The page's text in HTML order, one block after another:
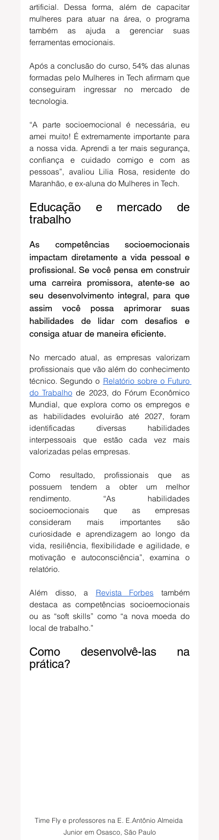
artificial. Dessa forma, além de capacitar
mulheres para atuar na área, o programa
também as ajuda a gerenciar suas
ferramentas emocionais.
Após a conclusão do curso, 54% das alunas
formadas pelo Mulheres in Tech afirmam que
conseguiram ingressar no mercado de
tecnologia.
“A parte socioemocional é necessária, eu
amei muito! É extremamente importante para
a nossa vida. Aprendi a ter mais segurança,
confiança e cuidado comigo e com as
pessoas”, avaliou Lilia Rosa, residente do
Maranhão, e ex-aluna do Mulheres in Tech.
Educação e mercado de
trabalho
As competências socioemocionais
impactam diretamente a vida pessoal e
profissional. Se você pensa em construir
uma carreira promissora, atente-se ao
seu desenvolvimento integral, para que
assim você possa aprimorar suas
habilidades de lidar com desafios e
consiga atuar de maneira eficiente.
No mercado atual, as empresas valorizam
profissionais que vão além do conhecimento
técnico. Segundo o Relatório sobre o Futuro
do Trabalho de 2023, do Fórum Econômico
Mundial, que explora como os empregos e
as habilidades evoluirão até 2027, foram
identificadas diversas habilidades
interpessoais que estão cada vez mais
valorizadas pelas empresas.
Como resultado, profissionais que as
possuem tendem a obter um melhor
rendimento. “As habilidades
socioemocionais que as empresas
consideram mais importantes são
curiosidade e aprendizagem ao longo da
vida, resiliência, flexibilidade e agilidade, e
motivação e autoconsciência”, examina o
relatório.
Além disso, a Revista Forbes também
destaca as competências socioemocionais
ou as “soft skills” como “a nova moeda do
local de trabalho.”
Como desenvolvê-las na
prática?
Time Fly e professores na E. E.Antônio Almeida
Junior em Osasco, São Paulo